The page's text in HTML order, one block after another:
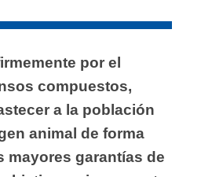
por el
compuestos,
a la población
animal de forma
mayores garantías de